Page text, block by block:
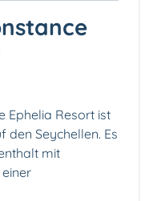
Ephelia Resort ist
den Seychellen. Es
mit